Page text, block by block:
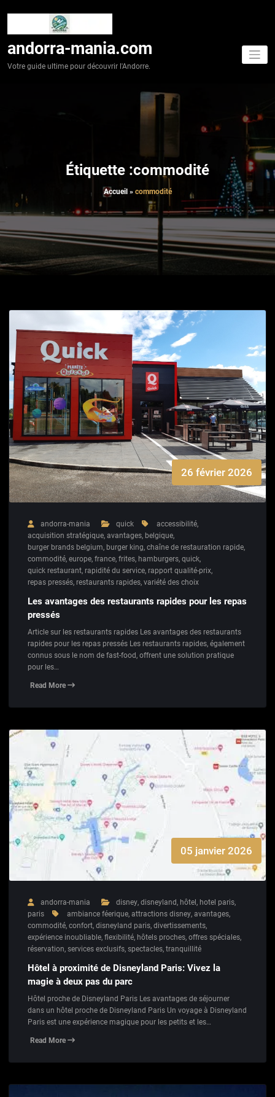
andorra-mania.com
Votre guide ultime pour découvrir l'Andorre.
Étiquette :commodité
Accueil » commodité
26 février 2026
andorra-mania quick accessibilité,
acquisition stratégique, avantages, belgique,
burger brands belgium, burger king, chaîne de restauration rapide,
commodité, europe, france, frites, hamburgers, quick,
quick restaurant, rapidité du service, rapport qualité-prix,
repas pressés, restaurants rapides, variété des choix
Les avantages des restaurants rapides pour les repas
pressés
Article sur les restaurants rapides Les avantages des restaurants
rapides pour les repas pressés Les restaurants rapides, également
connus sous le nom de fast-food, offrent une solution pratique
pour les…
Read More
05 janvier 2026
andorra-mania disney, disneyland, hôtel , hotel paris,
paris
ambiance féerique, attractions disney, avantages,
commodité, confort, disneyland paris, divertissements,
expérience inoubliable, flexibilité, hôtels proches, offres spéciales,
réservation, services exclusifs, spectacles, tranquillité
Hôtel à proximité de Disneyland Paris: Vivez la
magie à deux pas du parc
Hôtel proche de Disneyland Paris Les avantages de séjourner
dans un hôtel proche de Disneyland Paris Un voyage à Disneyland
Paris est une expérience magique pour les petits et les…
Read More